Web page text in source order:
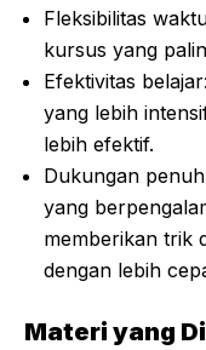
Fleksibilitas
kursus yang
Efektivitas
yang lebih
lebih efektif.
Dukungan
yang
memberikan trik
dengan lebih
Materi yang